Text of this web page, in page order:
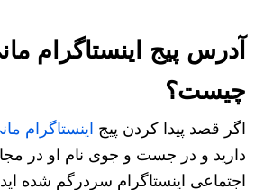
آدرس پیج اینستاگرام
چیست؟
اگر قصد پیدا کردن پیج اینستاگرام
دارید و در جست و جوی نام او در
اجتماعی اینستاگرام سردرگم شده